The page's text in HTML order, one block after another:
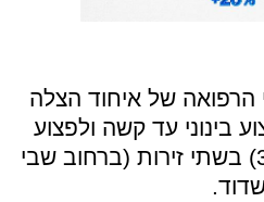
הרפואה של איחוד הצלה
בינוני עד קשה ולפצוע
קל עד בינוני (בגילאי 30) בשתי זירות (ברחוב שבי